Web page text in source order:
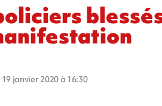
janvier 2020 à 16:30